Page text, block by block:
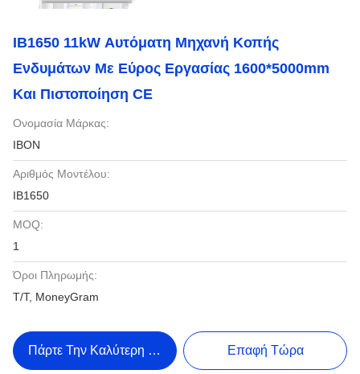
ΙΒ1650 11kW Αυτόματη Μηχανή Κοπής
Ενδυμάτων Με Εύρος Εργασίας 1600*5000mm
Και Πιστοποίηση CE
Ονομασία Μάρκας:
IBON
Αριθμός Μοντέλου:
ΙΒ1650
MOQ:
1
Όροι Πληρωμής:
Τ/Τ, MoneyGram
Πάρτε Την Καλύτερη Τιμή Επαφή Τώρα